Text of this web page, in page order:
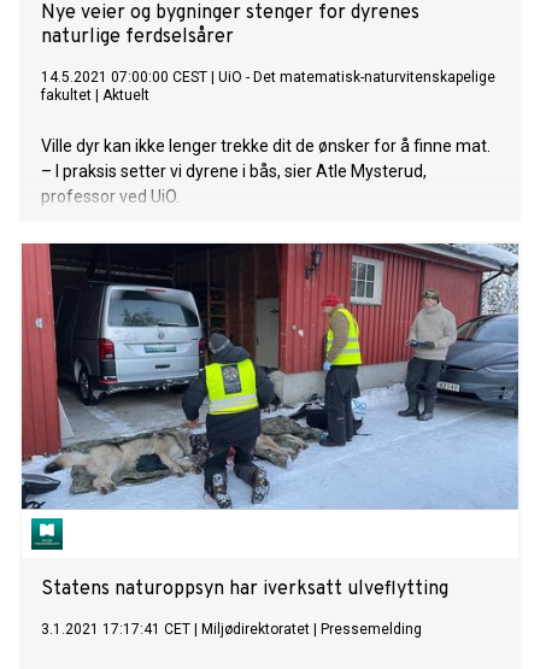
Nye veier og bygninger stenger for dyrenes
naturlige ferdselsårer
14.5.2021 07:00:00 CEST
UiO - Det matematisk-naturvitenskapelige
fakultet
Aktuelt
Ville dyr kan ikke lenger trekke dit de ønsker for å finne mat.
– I praksis setter vi dyrene i bås, sier Atle Mysterud,
professor ved UiO.
Statens naturoppsyn har iverksatt ulveflytting
3.1.2021 17:17:41 CET Miljødirektoratet Pressemelding